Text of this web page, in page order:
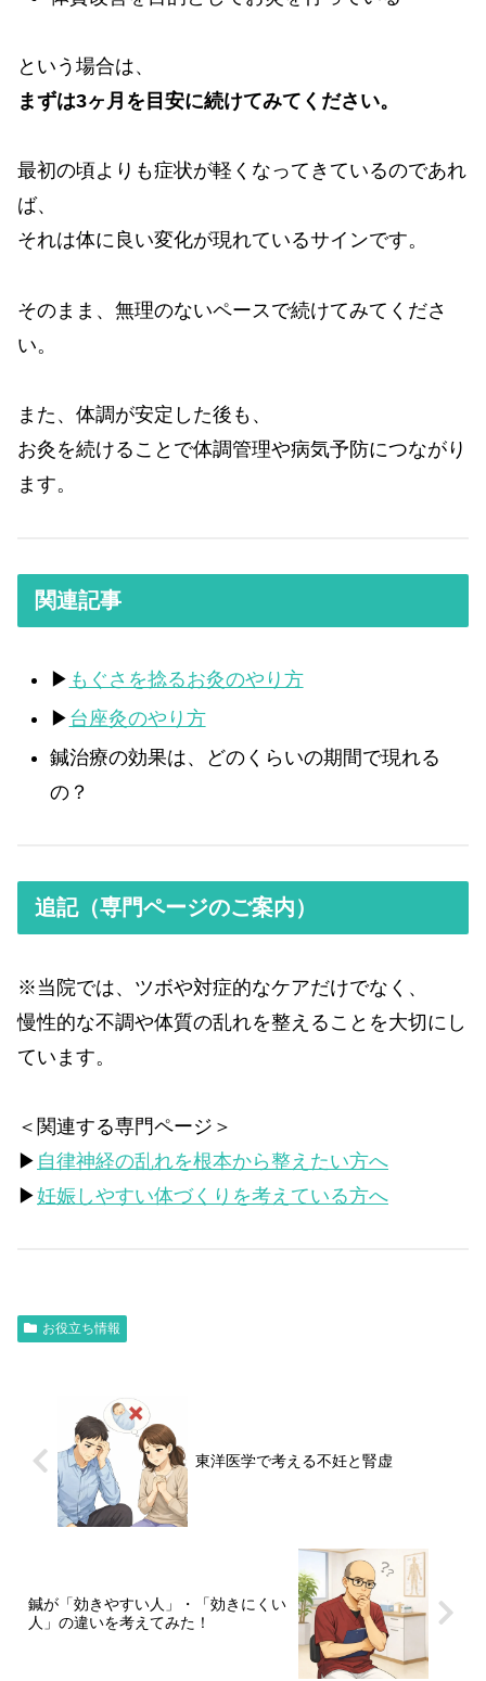
という場合は、
まずは3ヶ月を目安に続けてみてください。
最初の頃よりも症状が軽くなってきているのであれ
ば、
それは体に良い変化が現れているサインです。
そのまま、無理のないペースで続けてみてくださ
い。
また、体調が安定した後も、
お灸を続けることで体調管理や病気予防につながり
ます。
関連記事
▶ もぐさを捻るお灸のやり方
▶ 台座灸のやり方
鍼治療の効果は、どのくらいの期間で現れる
の？
追記（専門ページのご案内）
※当院では、ツボや対症的なケアだけでなく、
慢性的な不調や体質の乱れを整えることを大切にし
ています。
＜関連する専門ページ＞
▶ 自律神経の乱れを根本から整えたい方へ
▶妊娠しやすい体づくりを考えている方へ
お役立ち情報
東洋医学で考える不妊と腎虚
鍼が「効きやすい人」・「効きにくい
人」の違いを考えてみた！